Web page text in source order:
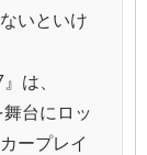
いといけ
は、
台にロッ
ープレイ